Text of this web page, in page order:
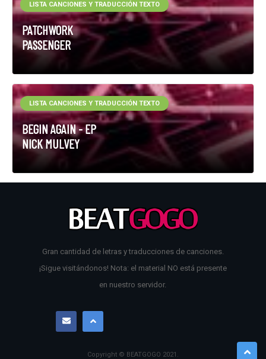
PATCHWORK
PASSENGER
LISTA CANCIONES Y TRADUCCIÓN TEXTO
BEGIN AGAIN - EP
NICK MULVEY
LISTA CANCIONES Y TRADUCCIÓN TEXTO
Gran cantidad de letras y traducciones de canciones.
¡Sigue visitándonos! Nota: el material NO está presente
en nuestro servidor.
Copyright © BEATGOGO 2021 .